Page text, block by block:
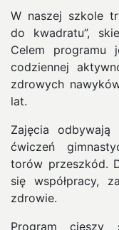
W naszej szkole
do kwadratu”,
Celem programu
codziennej
zdrowych
lat.
Zajęcia
ćwiczeń
torów przeszkód.
się współpracy,
zdrowie.
Program cieszy